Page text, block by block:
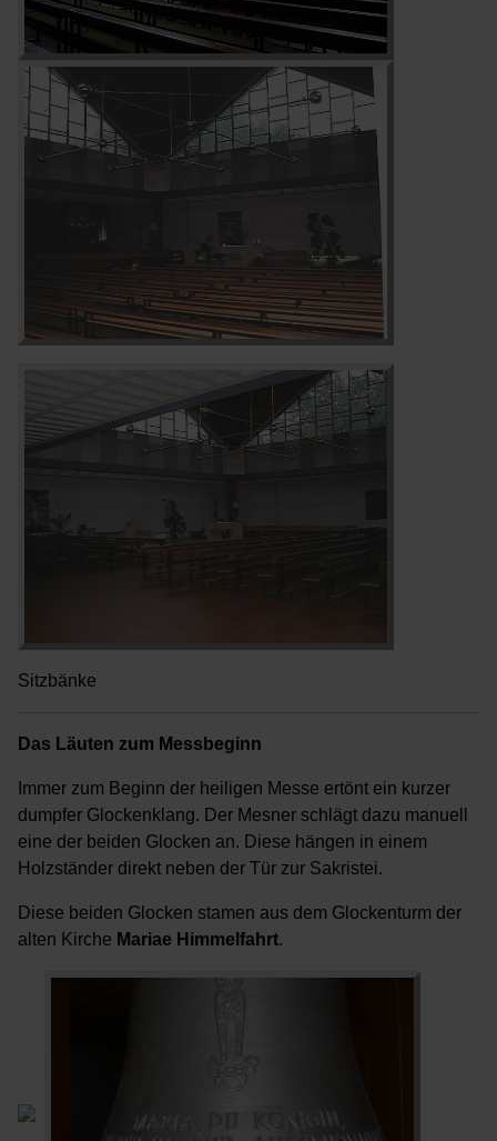
Sitzbänke
Das Läuten zum Messbeginn
Immer zum Beginn der heiligen Messe ertönt ein kurzer
dumpfer Glockenklang. Der Mesner schlägt dazu manuell
eine der beiden Glocken an. Diese hängen in einem
Holzständer direkt neben der Tür zur Sakristei.
Diese beiden Glocken stamen aus dem Glockenturm der
alten Kirche Mariae Himmelfahrt.